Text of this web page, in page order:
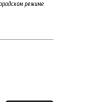
режиме